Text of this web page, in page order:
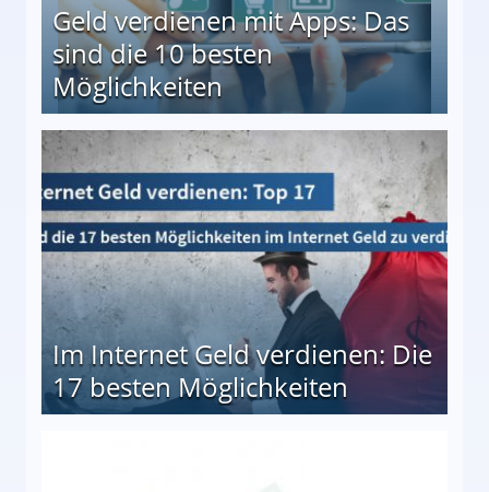
Geld verdienen mit Apps: Das
sind die 10 besten
Möglichkeiten
besten Möglichkeiten
Im Internet Geld verdienen: Die
17 besten Möglichkeiten